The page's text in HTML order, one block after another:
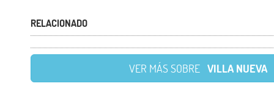
RELACIONADO
VER MÁS SOBREVILLA NUEVA